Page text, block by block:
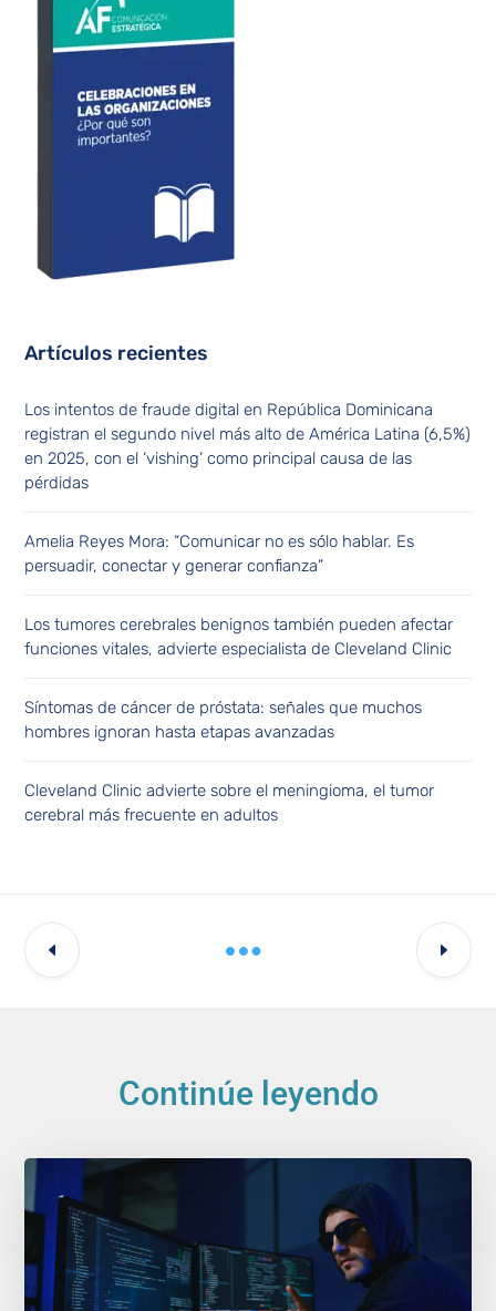
Artículos recientes
Los intentos de fraude digital en República Dominicana
registran el segundo nivel más alto de América Latina (6,5%)
en 2025, con el ‘vishing’ como principal causa de las
pérdidas
Amelia Reyes Mora: “Comunicar no es sólo hablar. Es
persuadir, conectar y generar confianza”
Los tumores cerebrales benignos también pueden afectar
funciones vitales, advierte especialista de Cleveland Clinic
Síntomas de cáncer de próstata: señales que muchos
hombres ignoran hasta etapas avanzadas
Cleveland Clinic advierte sobre el meningioma, el tumor
cerebral más frecuente en adultos
Continúe leyendo